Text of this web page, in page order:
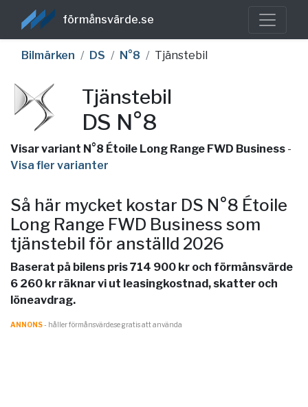
förmånsvärde.se
Bilmärken DS N°8 Tjänstebil
Tjänstebil
DS N°8
Visar variant N°8 Étoile Long Range FWD Business -
Visa fler varianter
Så här mycket kostar DS N°8 Étoile
Long Range FWD Business som
tjänstebil för anställd 2026
Baserat på bilens pris 714 900 kr och förmånsvärde
6 260 kr räknar vi ut leasingkostnad, skatter och
löneavdrag.
ANNONS- håller förmånsvärde.se gratis att använda